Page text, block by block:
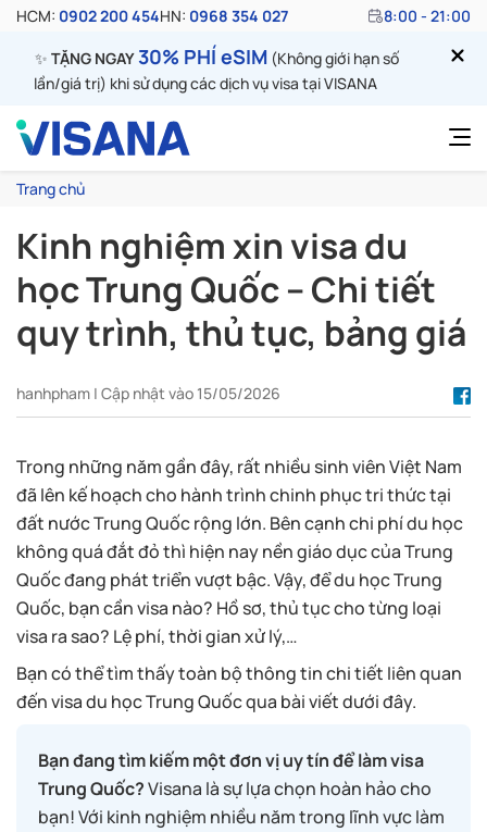
HCM: 0902 200 454HN: 0968 354 027 8:00 - 21:00
✨ TẶNG NGAY30% PHÍ eSIM (Không giới hạn số
lần/giá trị) khi sử dụng các dịch vụ visa tại VISANA
Trang chủ
Kinh nghiệm xin visa du
học Trung Quốc – Chi tiết
quy trình, thủ tục, bảng giá
hanhpham | Cập nhật vào 15/05/2026
Trong những năm gần đây, rất nhiều sinh viên Việt Nam
đã lên kế hoạch cho hành trình chinh phục tri thức tại
đất nước Trung Quốc rộng lớn. Bên cạnh chi phí du học
không quá đắt đỏ thì hiện nay nền giáo dục của Trung
Quốc đang phát triển vượt bậc. Vậy, để du học Trung
Quốc, bạn cần visa nào? Hồ sơ, thủ tục cho từng loại
visa ra sao? Lệ phí, thời gian xử lý,…
Bạn có thể tìm thấy toàn bộ thông tin chi tiết liên quan
đến visa du học Trung Quốc qua bài viết dưới đây.
Bạn đang tìm kiếm một đơn vị uy tín để làm visa
Trung Quốc?Visana là sự lựa chọn hoàn hảo cho
bạn! Với kinh nghiệm nhiều năm trong lĩnh vực làm